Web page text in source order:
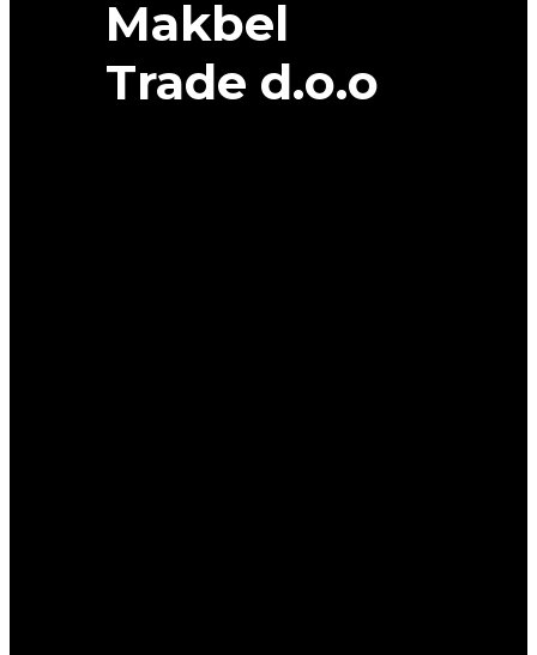
Makbel
Trade d.o.o